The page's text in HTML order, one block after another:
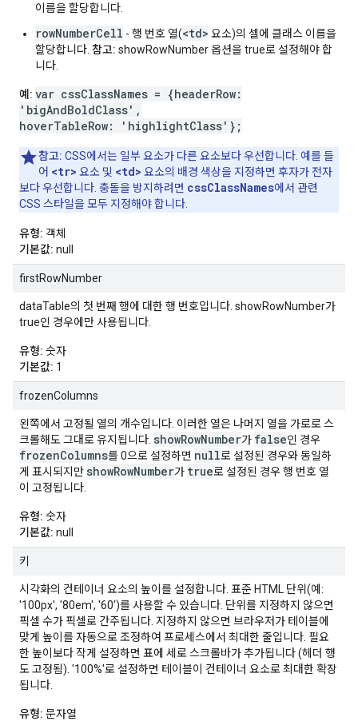
이름을 할당합니다.
rowNumberCell - 행 번호 열(<td> 요소)의 셀에 클래스 이름을
할당합니다. 참고: showRowNumber 옵션을 true로 설정해야 합
니다.
예: var cssClassNames = {headerRow:
'bigAndBoldClass',
hoverTableRow: 'highlightClass'};
참고: CSS에서는 일부 요소가 다른 요소보다 우선합니다. 예를 들
어 <tr> 요소 및 <td> 요소의 배경 색상을 지정하면 후자가 전자
보다 우선합니다. 충돌을 방지하려면 cssClassNames에서 관련
CSS 스타일을 모두 지정해야 합니다.
유형: 객체
기본값: null
firstRowNumber
dataTable의 첫 번째 행에 대한 행 번호입니다. showRowNumber가
true인 경우에만 사용됩니다.
유형: 숫자
기본값: 1
frozenColumns
왼쪽에서 고정될 열의 개수입니다. 이러한 열은 나머지 열을 가로로 스
크롤해도 그대로 유지됩니다. showRowNumber가 false인 경우
frozenColumns를 0으로 설정하면 null로 설정된 경우와 동일하
게 표시되지만 showRowNumber가 true로 설정된 경우 행 번호 열
이 고정됩니다.
유형: 숫자
기본값: null
키
시각화의 컨테이너 요소의 높이를 설정합니다. 표준 HTML 단위(예:
'100px', '80em', '60')를 사용할 수 있습니다. 단위를 지정하지 않으면
픽셀 수가 픽셀로 간주됩니다. 지정하지 않으면 브라우저가 테이블에
맞게 높이를 자동으로 조정하여 프로세스에서 최대한 줄입니다. 필요
한 높이보다 작게 설정하면 표에 세로 스크롤바가 추가됩니다 (헤더 행
도 고정됨). '100%'로 설정하면 테이블이 컨테이너 요소로 최대한 확장
됩니다.
유형: 문자열